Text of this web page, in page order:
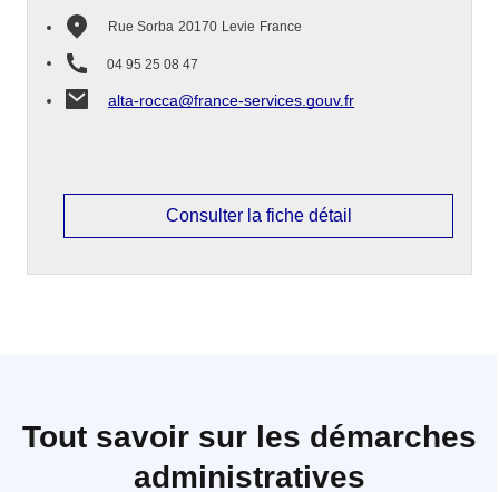
Rue Sorba 20170 Levie France
04 95 25 08 47
alta-rocca@france-services.gouv.fr
Consulter la fiche détail
Tout savoir sur les démarches
administratives